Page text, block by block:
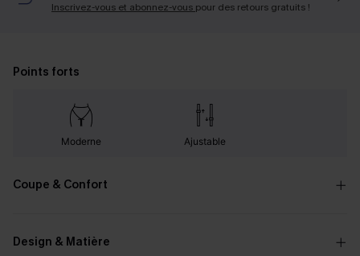
Inscrivez-vous et abonnez-vous pour des retours gratuits !
Points forts
Moderne Ajustable
Coupe & Confort
Design & Matière